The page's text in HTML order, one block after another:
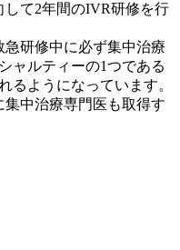
て2年間のIVR研修を行
急研修中に必ず集中治療
ャルティーの1つである
るようになっています。
中治療専門医も取得す